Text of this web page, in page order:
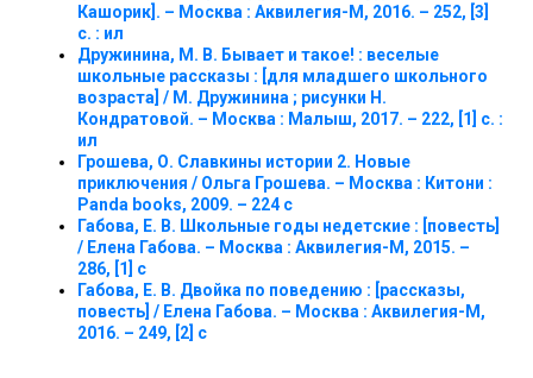
Кашорик]. – Москва : Аквилегия-М, 2016. – 252, [3]
с. : ил
Дружинина, М. В. Бывает и такое! : веселые
школьные рассказы : [для младшего школьного
возраста] / М. Дружинина ; рисунки Н.
Кондратовой. – Москва : Малыш, 2017. – 222, [1] с. :
ил
Грошева, О. Славкины истории 2. Новые
приключения / Ольга Грошева. – Москва : Китони :
Panda books, 2009. – 224 с
Габова, Е. В. Школьные годы недетские : [повесть]
/ Елена Габова. – Москва : Аквилегия-М, 2015. –
286, [1] с
Габова, Е. В. Двойка по поведению : [рассказы,
повесть] / Елена Габова. – Москва : Аквилегия-М,
2016. – 249, [2] с